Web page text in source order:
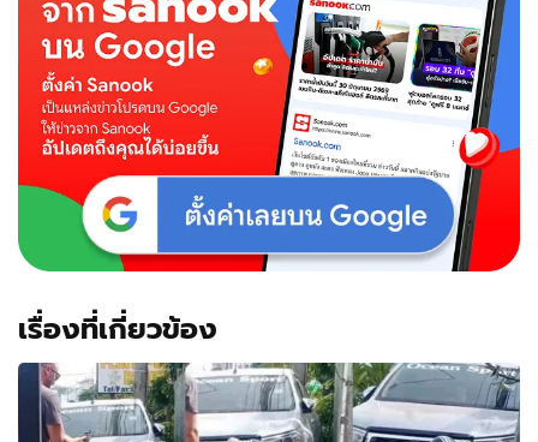
เรื่องที่เกี่ยวข้อง